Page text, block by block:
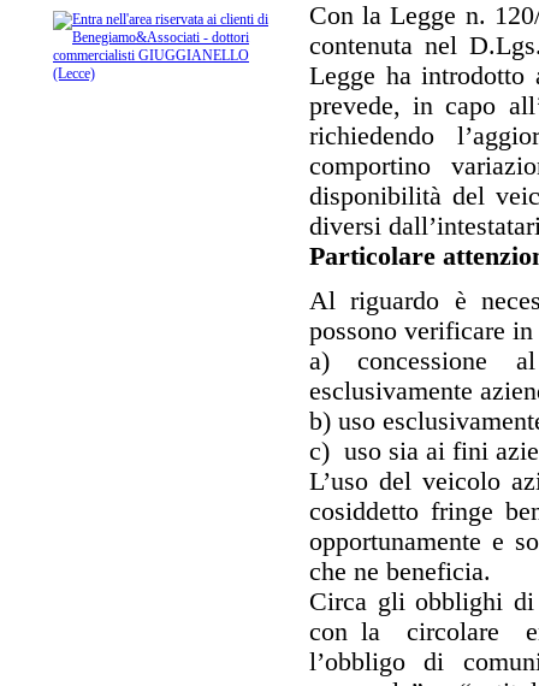
Con la Legge n.
contenuta nel
Legge ha introdotto
prevede, in capo
richiedendo
comportino
disponibilità del
diversi
Particolare
Al riguardo è
possono verificare
a) concessione
esclusivamente
b) uso
c) uso sia ai fini
L’uso del veicolo
cosiddetto fringe
opportunamente e
che ne beneficia.
Circa gli obblighi di
con la circolare
l’obbligo di